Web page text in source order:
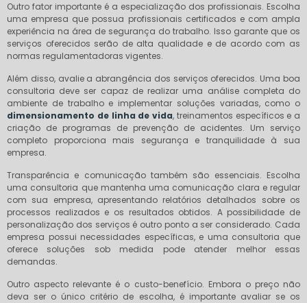
Outro fator importante é a especialização dos profissionais. Escolha
uma empresa que possua profissionais certificados e com ampla
experiência na área de segurança do trabalho. Isso garante que os
serviços oferecidos serão de alta qualidade e de acordo com as
normas regulamentadoras vigentes.
Além disso, avalie a abrangência dos serviços oferecidos. Uma boa
consultoria deve ser capaz de realizar uma análise completa do
ambiente de trabalho e implementar soluções variadas, como o
dimensionamento de linha de vida, treinamentos específicos e a
criação de programas de prevenção de acidentes. Um serviço
completo proporciona mais segurança e tranquilidade à sua
empresa.
Transparência e comunicação também são essenciais. Escolha
uma consultoria que mantenha uma comunicação clara e regular
com sua empresa, apresentando relatórios detalhados sobre os
processos realizados e os resultados obtidos. A possibilidade de
personalização dos serviços é outro ponto a ser considerado. Cada
empresa possui necessidades específicas, e uma consultoria que
oferece soluções sob medida pode atender melhor essas
demandas.
Outro aspecto relevante é o custo-benefício. Embora o preço não
deva ser o único critério de escolha, é importante avaliar se os